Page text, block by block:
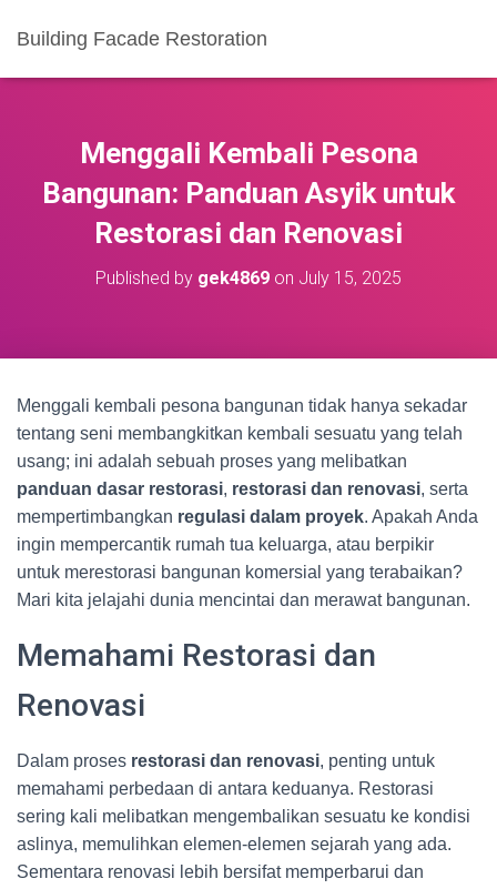
Building Facade Restoration
Menggali Kembali Pesona
Bangunan: Panduan Asyik untuk
Restorasi dan Renovasi
Published by gek4869 on July 15, 2025
Menggali kembali pesona bangunan tidak hanya sekadar
tentang seni membangkitkan kembali sesuatu yang telah
usang; ini adalah sebuah proses yang melibatkan
panduan dasar restorasi, restorasi dan renovasi, serta
mempertimbangkan regulasi dalam proyek. Apakah Anda
ingin mempercantik rumah tua keluarga, atau berpikir
untuk merestorasi bangunan komersial yang terabaikan?
Mari kita jelajahi dunia mencintai dan merawat bangunan.
Memahami Restorasi dan
Renovasi
Dalam proses restorasi dan renovasi, penting untuk
memahami perbedaan di antara keduanya. Restorasi
sering kali melibatkan mengembalikan sesuatu ke kondisi
aslinya, memulihkan elemen-elemen sejarah yang ada.
Sementara renovasi lebih bersifat memperbarui dan